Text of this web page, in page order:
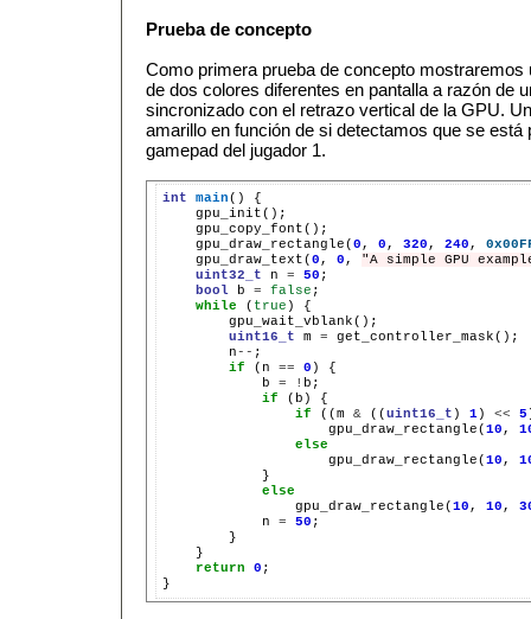
Prueba de concepto
Como primera prueba de concepto mostraremos
de dos colores diferentes en pantalla a razón de
sincronizado con el retrazo vertical de la GPU.
amarillo en función de si detectamos que se está
gamepad del jugador 1.
int main()
gpu_draw_rectangle(0 , 0 , 320 , 240 ,
gpu_draw_text(0 , 0 ,
"A simple GPU
uint32_t
n = 50
bool
b = false
while
( true )
uint16_t
m =
n--
if
(n == 0 )
b
= !
if
(b)
if
((m & ((uint16_t ) 1) << 5
gpu_draw_rectangle(10 ,
else
gpu_draw_rectangle(10 ,
else
gpu_draw_rectangle(10 , 10 ,
n
= 50
return
0 ;